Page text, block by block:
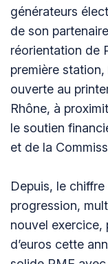
générateurs
de son
réorientation de
première
ouverte au
Rhône, à
le soutien
et de la
Depuis, le
progression,
nouvel exercice,
d’euros cette